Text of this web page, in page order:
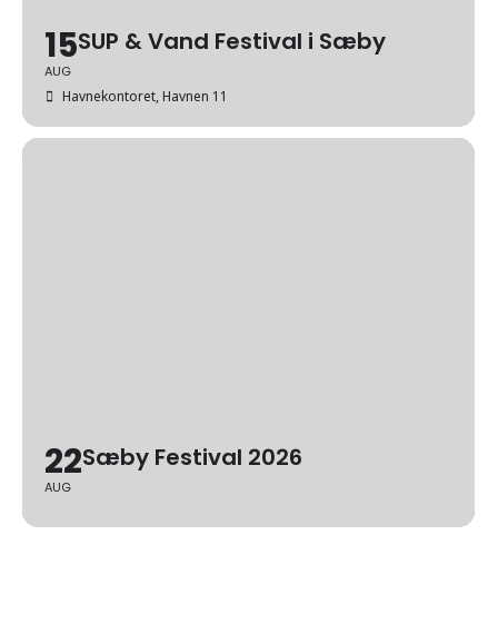
15
AUG
SUP & Vand Festival i Sæby
Havnekontoret, Havnen 11
22
AUG
Sæby Festival 2026